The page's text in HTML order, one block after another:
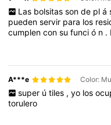
Las bolsitas son de pl á
puedenservir para los
cumplenconsufunció n .
A***e
super ú tiles , yo los
torulero